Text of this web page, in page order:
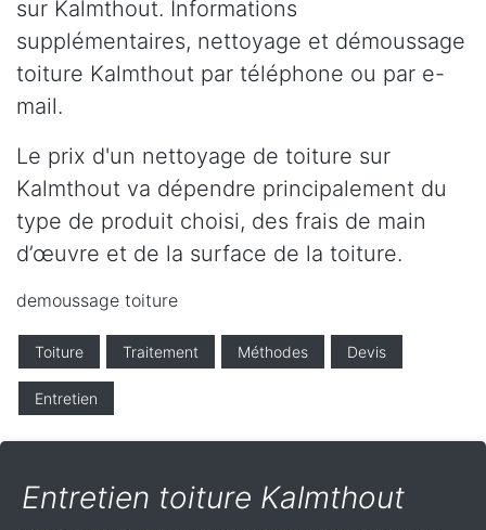
sur Kalmthout. Informations
supplémentaires, nettoyage et démoussage
toiture Kalmthout par téléphone ou par e-
mail.
Le prix d'un nettoyage de toiture sur
Kalmthout va dépendre principalement du
type de produit choisi, des frais de main
d’œuvre et de la surface de la toiture.
demoussage toiture
Toiture Traitement Méthodes Devis
Entretien
Entretien toiture Kalmthout